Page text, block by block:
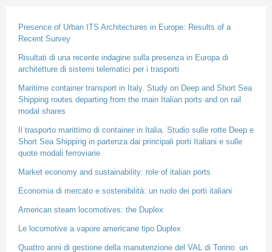
Presence of Urban ITS Architectures in Europe: Results of a
Recent Survey
Risultati di una recente indagine sulla presenza in Europa di
architetture di sistemi telematici per i trasporti
Maritime container transport in Italy. Study on Deep and Short Sea
Shipping routes departing from the main Italian ports and on rail
modal shares
Il trasporto marittimo di container in Italia. Studio sulle rotte Deep e
Short Sea Shipping in partenza dai principali porti Italiani e sulle
quote modali ferroviarie
Market economy and sustainability: role of italian ports
Economia di mercato e sostenibilità: un ruolo dei porti italiani
American steam locomotives: the Duplex
Le locomotive a vapore americane tipo Duplex
Quattro anni di gestione della manutenzione del VAL di Torino: un